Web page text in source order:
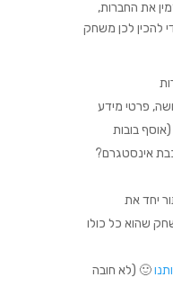
את החברות,
להכין לכן משחק
פרטי מידע
בובות
אינסטגרם?
יחד את
שהוא כל כולו
🙂 (לא חובה